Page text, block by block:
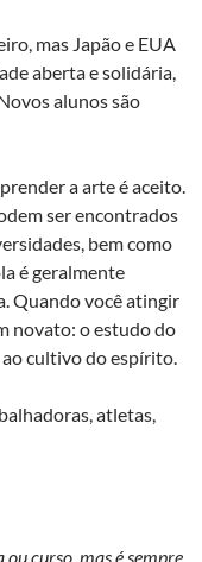
mas Japão e EUA
aberta e solidária,
alunos são
a arte é aceito.
ser encontrados
bem como
é geralmente
Quando você atingir
novato: o estudo do
cultivo do espírito.
atletas,
curso, mas é sempre